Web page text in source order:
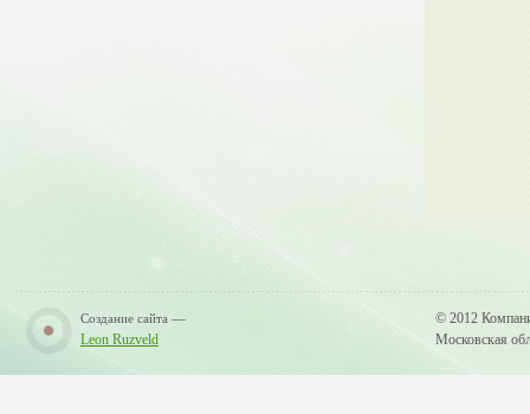
Создание сайта —
Leon Ruzveld
© 2012
Московская